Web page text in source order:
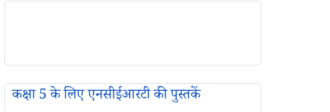
कक्षा 5 के लिए एनसीईआरटी की पुस्तकें